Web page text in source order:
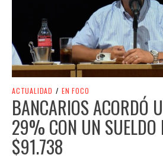
ACTUALIDAD / EN FOCO
BANCARIOS ACORDÓ
29% CON UN SUELDO
$91.738